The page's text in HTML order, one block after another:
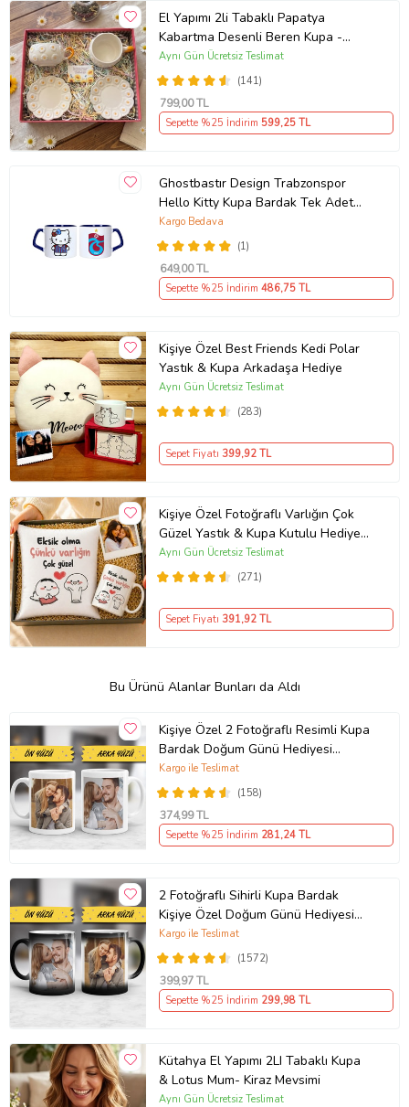
El Yapımı 2li Tabaklı Papatya
Kabartma Desenli Beren Kupa -
Seviyor Sevmiyor
(141)
Aynı Gün Ücretsiz Teslimat
799,00 TL
Sepette %25 İndirim 599,25 TL
Ghostbastır Design Trabzonspor
Hello Kitty Kupa Bardak Tek Adet
089
(1)
Kargo Bedava
649,00 TL
Sepette %25 İndirim 486,75 TL
Kişiye Özel Best Friends Kedi Polar
Yastık & Kupa Arkadaşa Hediye
(283)
Aynı Gün Ücretsiz Teslimat
Sepet Fiyatı 399,92 TL
Kişiye Özel Fotoğraflı Varlığın Çok
Güzel Yastık & Kupa Kutulu Hediye
Seti
(271)
Aynı Gün Ücretsiz Teslimat
Sepet Fiyatı 391,92 TL
Bu Ürünü Alanlar Bunları da Aldı
Kişiye Özel 2 Fotoğraflı Resimli Kupa
Bardak Doğum Günü Hediyesi
Sevgiliye Hediye Anneye Babaya
Ablaya Abiye Kız Kardeşe Erkek
Kardeşe Arkadaşa Sevgiliye Hediye
Yıl Dönümü Hediyesi
(158)
Kargo ile Teslimat
374,99 TL
Sepette %25 İndirim 281,24 TL
2 Fotoğraflı Sihirli Kupa Bardak
Kişiye Özel Doğum Günü Hediyesi
Sevgiliye Hediye Anneye Babaya
Ablaya Abiye Kız Erkek Kardeşe
Arkadaşa Resimli Günü Yıl Dönümü
Hediyesi
(1572)
Kargo ile Teslimat
399,97 TL
Sepette %25 İndirim 299,98 TL
Kütahya El Yapımı 2LI Tabaklı Kupa
& Lotus Mum- Kiraz Mevsimi
Aynı Gün Ücretsiz Teslimat